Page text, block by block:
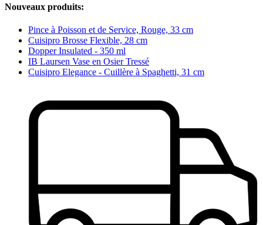
Nouveaux produits:
Pince à Poisson et de Service, Rouge, 33 cm
Cuisipro Brosse Flexible, 28 cm
Dopper Insulated - 350 ml
IB Laursen Vase en Osier Tressé
Cuisipro Elegance - Cuillère à Spaghetti, 31 cm